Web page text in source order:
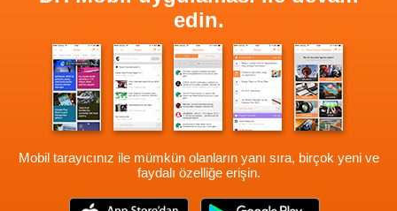
edin.
Mobil tarayıcınız ile mümkün olanların yanı sıra, birçok yeni ve
faydalı özelliğe erişin.